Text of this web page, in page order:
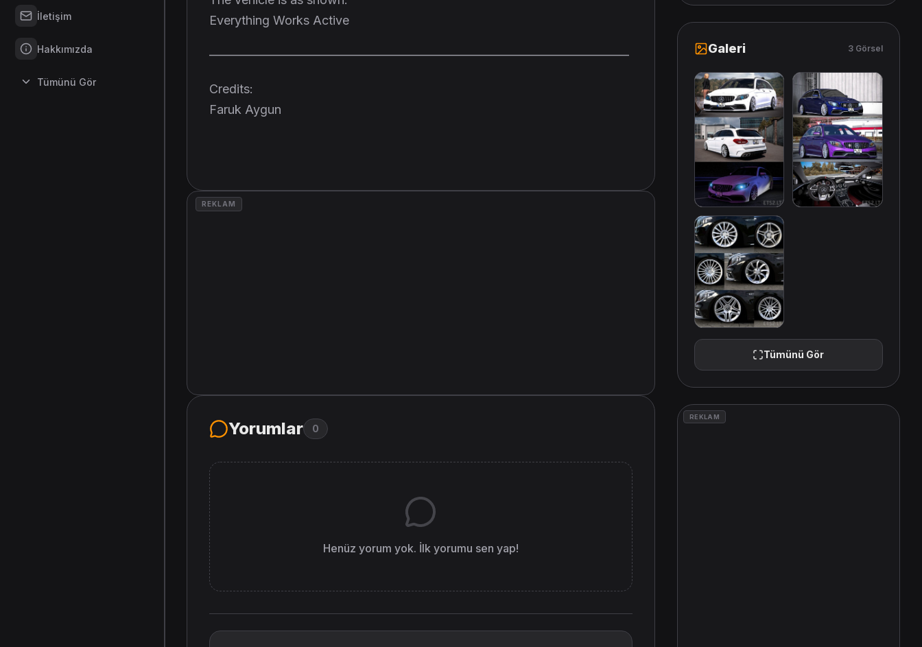
İletişim
Hakkımızda
Tümünü Gör
Everything Works Active
——————————————————————————————————
Credits:
Faruk Aygun
REKLAM
Yorumlar 0
Henüz yorum yok. İlk yorumu sen yap!
Galeri 3 Görsel
Tümünü Gör
REKLAM